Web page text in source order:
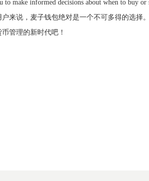
make informed decisions about when to buy or
来说，麦子钱包绝对是一个不可多得的选择
管理的新时代吧！